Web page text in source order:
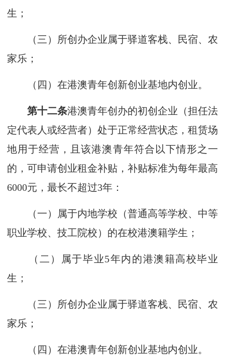
生；
（三）所创办企业属于驿道客栈、民宿、农
家乐；
（四）在港澳青年创新创业基地内创业。
第十二条港澳青年创办的初创企业（担任法
定代表人或经营者）处于正常经营状态，租赁场
地用于经营，且该港澳青年符合以下情形之一
的，可申请创业租金补贴，补贴标准为每年最高
6000元，最长不超过3年：
（一）属于内地学校（普通高等学校、中等
职业学校、技工院校）的在校港澳籍学生；
（二）属于毕业5年内的港澳籍高校毕业
生；
（三）所创办企业属于驿道客栈、民宿、农
家乐；
（四）在港澳青年创新创业基地内创业。